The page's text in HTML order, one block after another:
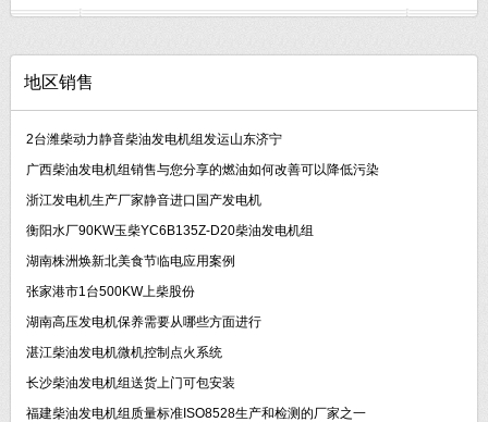
地区销售
2台潍柴动力静音柴油发电机组发运山东济宁
广西柴油发电机组销售与您分享的燃油如何改善可以降低污染
浙江发电机生产厂家静音进口国产发电机
衡阳水厂90KW玉柴YC6B135Z-D20柴油发电机组
湖南株洲焕新北美食节临电应用案例
张家港市1台500KW上柴股份
湖南高压发电机保养需要从哪些方面进行
湛江柴油发电机微机控制点火系统
长沙柴油发电机组送货上门可包安装
福建柴油发电机组质量标准ISO8528生产和检测的厂家之一